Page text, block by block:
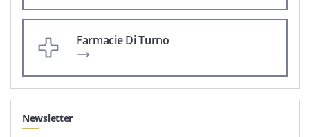
Farmacie Di Turno
Newsletter